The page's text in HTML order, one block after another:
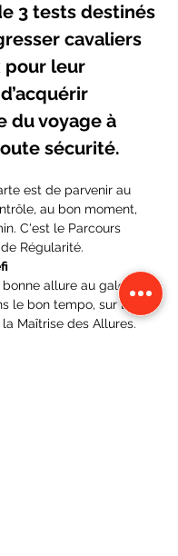
3 tests destinés
cavaliers
pour leur
du voyage à
sécurité.
est de parvenir au
au bon moment,
C'est le Parcours
Régularité.
allure au galop
le bon tempo, sur le
Maîtrise des Allures.